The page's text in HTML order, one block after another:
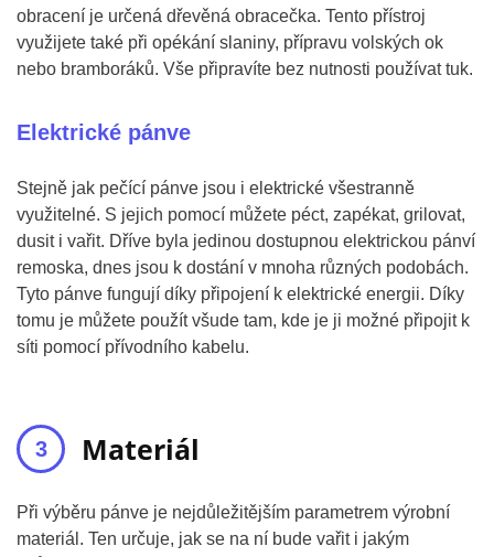
obracení je určená dřevěná obracečka. Tento přístroj
využijete také při opékání slaniny, přípravu volských ok
nebo bramboráků. Vše připravíte bez nutnosti používat tuk.
Elektrické pánve
Stejně jak pečící pánve jsou i elektrické všestranně
využitelné. S jejich pomocí můžete péct, zapékat, grilovat,
dusit i vařit. Dříve byla jedinou dostupnou elektrickou pánví
remoska, dnes jsou k dostání v mnoha různých podobách.
Tyto pánve fungují díky připojení k elektrické energii. Díky
tomu je můžete použít všude tam, kde je ji možné připojit k
síti pomocí přívodního kabelu.
Materiál
Při výběru pánve je nejdůležitějším parametrem výrobní
materiál. Ten určuje, jak se na ní bude vařit i jakým